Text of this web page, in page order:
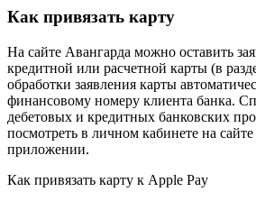
Как привязать карту
На сайте Авангарда можно оставить
кредитной или расчетной карты (в
обработки заявления карты
финансовому номеру клиента банка.
дебетовых и кредитных банковских
посмотреть в личном кабинете на
приложении.
Как привязать карту к Apple Pay